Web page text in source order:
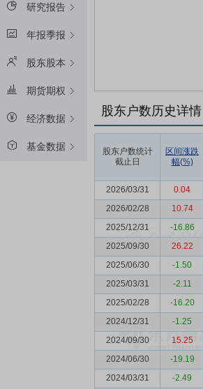
研究报告
年报季报
股东股本
期货期权
经济数据
基金数据
股东户数历史详情
股东户数统计
截止日
区间涨跌
幅(%)
2026/03/31 0.04
2026/02/28
10.74
2025/12/31
-16.86
2025/09/30
26.22
2025/06/30
-1.50
2025/03/31
-2.11
2025/02/28
-16.20
2024/12/31
-1.25
2024/09/30
15.25
2024/06/30
-19.19
2024/03/31
-2.49